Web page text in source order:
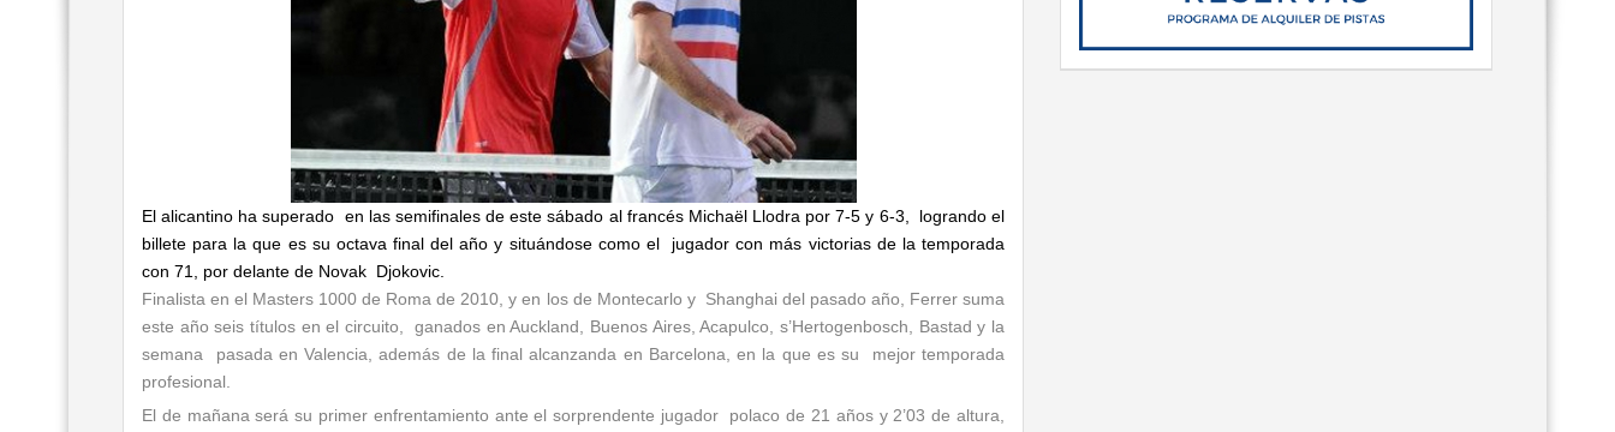
El alicantino ha superado en las semifinales de este sábado al francés Michaël Llodra por 7-5 y 6-3, logrando el
billete para la que es su octava final del año y situándose como el jugador con más victorias de la temporada
con 71, por delante de Novak Djokovic.
Finalista en el Masters 1000 de Roma de 2010, y en los de Montecarlo y Shanghai del pasado año, Ferrer suma
este año seis títulos en el circuito, ganados en Auckland, Buenos Aires, Acapulco, s’Hertogenbosch, Bastad y la
semana pasada en Valencia, además de la final alcanzanda en Barcelona, en la que es su mejor temporada
profesional.
El de mañana será su primer enfrentamiento ante el sorprendente jugador polaco de 21 años y 2’03 de altura,